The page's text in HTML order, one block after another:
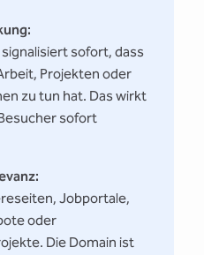
sofort, dass
Projekten oder
zu tun hat. Das wirkt
sofort
Jobportale,
oder
Die Domain ist